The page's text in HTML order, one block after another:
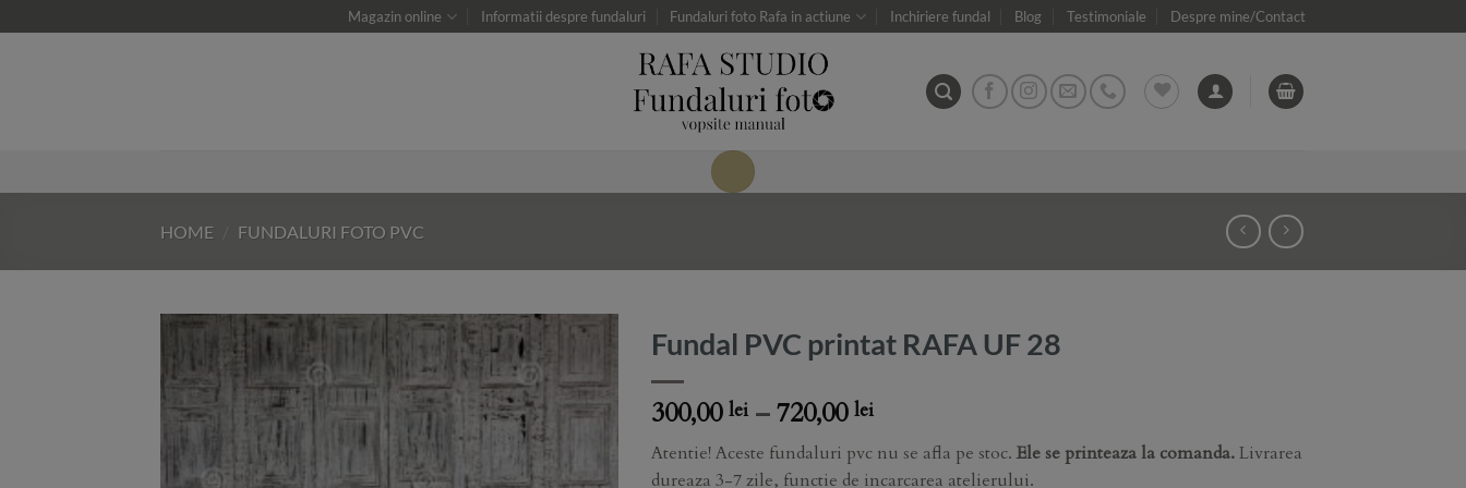
to
Magazin online Informatii despre fundaluri Fundaluri foto Rafa in actiune Inchiriere fundal Blog Testimoniale Despre mine/Contact
HOME FUNDALURI FOTO PVC
Add to
Wishlist
Fundal PVC printat RAFA UF 28
300,00 lei –720,00 leiPrice
range:
300,00 lei
Atentie! Aceste fundaluri pvc nu se afla pe stoc.Ele se printeaza la comanda.Livrarea
dureaza 3-7 zile, functie de incarcarea atelierului.